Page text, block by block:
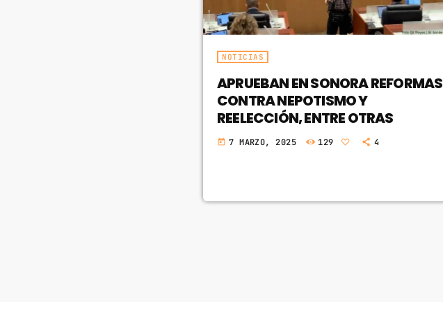
NOTICIAS
APRUEBAN EN SONORA REFORMAS
CONTRA NEPOTISMO Y
REELECCIÓN, ENTRE OTRAS
today 7 MARZO, 2025 129 4